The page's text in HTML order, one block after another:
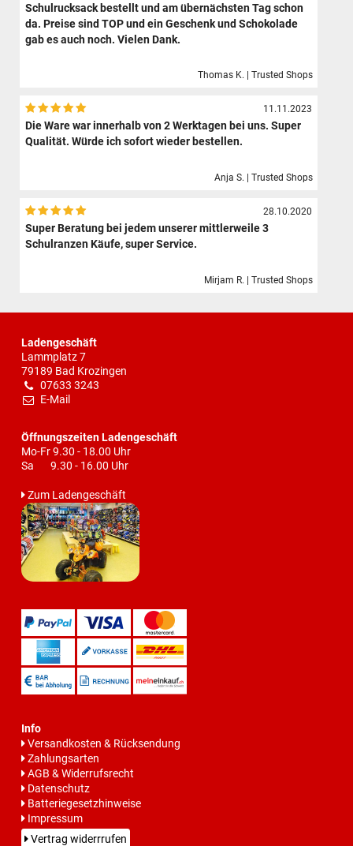
Schulrucksack bestellt und am übernächsten Tag schon
da. Preise sind TOP und ein Geschenk und Schokolade
gab es auch noch. Vielen Dank.
Thomas K. | Trusted Shops
11.11.2023
Die Ware war innerhalb von 2 Werktagen bei uns. Super
Qualität. Würde ich sofort wieder bestellen.
Anja S. | Trusted Shops
28.10.2020
Super Beratung bei jedem unserer mittlerweile 3
Schulranzen Käufe, super Service.
Mirjam R. | Trusted Shops
Ladengeschäft
Lammplatz 7
79189 Bad Krozingen
07633 3243
E-Mail
Öffnungszeiten Ladengeschäft
Mo-Fr 9.30 - 18.00 Uhr
Sa 9.30 - 16.00 Uhr
Zum Ladengeschäft
Info
Versandkosten & Rücksendung
Zahlungsarten
AGB & Widerrufsrecht
Datenschutz
Batteriegesetzhinweise
Impressum
Vertrag widerrrufen